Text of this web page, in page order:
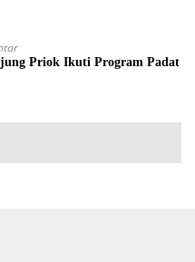
Priok Ikuti Program Padat